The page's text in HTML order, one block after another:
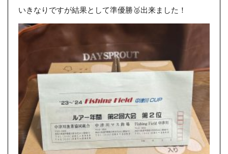
いきなりですが結果として準優勝🥈出来ました！